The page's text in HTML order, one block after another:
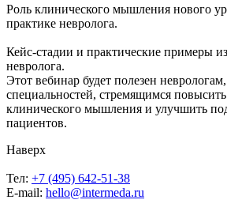
Роль клинического мышления нового
практике невролога.
Кейс-стадии и практические примеры
невролога.
Этот вебинар будет полезен
специальностей, стремящимся
клинического мышления и улучшить
пациентов.
Наверх
Тел: +7 (495) 642-51-38
E-mail: hello@intermeda.ru